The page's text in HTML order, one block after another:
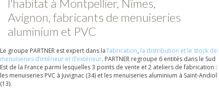
l'habitat à Montpellier, Nîmes,
Avignon, fabricants de menuiseries
aluminium et PVC
Le groupe PARTNER est expert dans la fabrication, la distribution et le stock de
menuiseries d’intérieur et d’extérieur. PARTNER regroupe 6 entités dans le Sud
Est de la France parmi lesquelles 3 points de vente et 2 ateliers de fabrication :
les menuiseries PVC à Juvignac (34) et les menuiseries aluminium à Saint-Andiol
(13).